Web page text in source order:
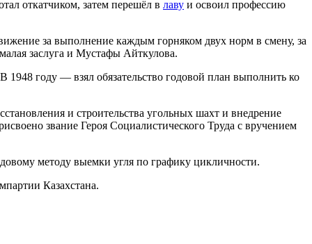
откатчиком, затем перешёл в лаву и освоил профессию
за выполнение каждым горняком двух норм в смену, за
заслуга и Мустафы Айткулова.
году — взял обязательство годовой план выполнить ко
и строительства угольных шахт и внедрение
звание Героя Социалистического Труда с вручением
методу выемки угля по графику цикличности.
Казахстана.